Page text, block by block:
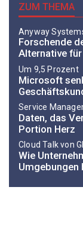
ZUM THEMA
Anyway
Forschende
Alternative
Um 9,5 Prozent
Microsoft
Service
Daten, das
Portion Herz
Cloud Talk von
Wie
Umgebungen